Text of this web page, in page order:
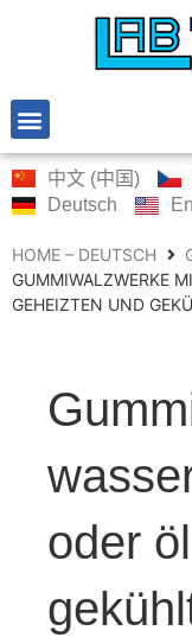
中文 (中国)
Deutsch
HOME – DEUTSCH
GUMMIWALZWERKE
GEHEIZTEN UND
oder